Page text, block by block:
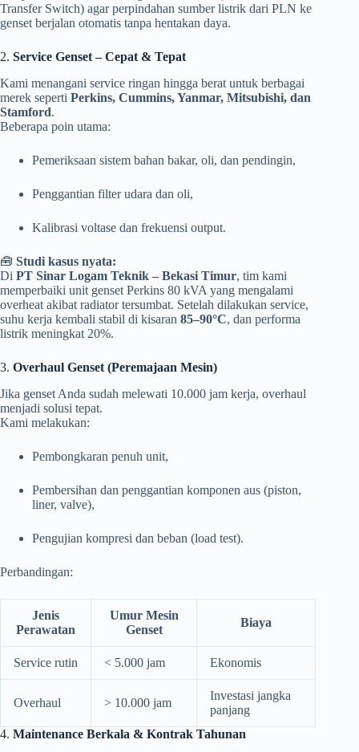
Transfer Switch) agar perpindahan sumber listrik dari PLN ke
genset berjalan otomatis tanpa hentakan daya.
2. Service Genset – Cepat & Tepat
Kami menangani service ringan hingga berat untuk berbagai
merek seperti Perkins, Cummins, Yanmar, Mitsubishi, dan
Stamford.
Beberapa poin utama:
Pemeriksaan sistem bahan bakar, oli, dan pendingin,
Penggantian filter udara dan oli,
Kalibrasi voltase dan frekuensi output.
🧰 Studi kasus nyata:
Di PT Sinar Logam Teknik – Bekasi Timur, tim kami
memperbaiki unit genset Perkins 80 kVA yang mengalami
overheat akibat radiator tersumbat. Setelah dilakukan service,
suhu kerja kembali stabil di kisaran 85–90°C, dan performa
listrik meningkat 20%.
3. Overhaul Genset (Peremajaan Mesin)
Jika genset Anda sudah melewati 10.000 jam kerja, overhaul
menjadi solusi tepat.
Kami melakukan:
Pembongkaran penuh unit,
Pembersihan dan penggantian komponen aus (piston,
liner, valve),
Pengujian kompresi dan beban (load test).
Perbandingan:
Jenis
Perawatan
Umur Mesin
Genset
Biaya
Service rutin < 5.000 jam Ekonomis
Overhaul > 10.000 jam
Investasi jangka
panjang
4. Maintenance Berkala & Kontrak Tahunan